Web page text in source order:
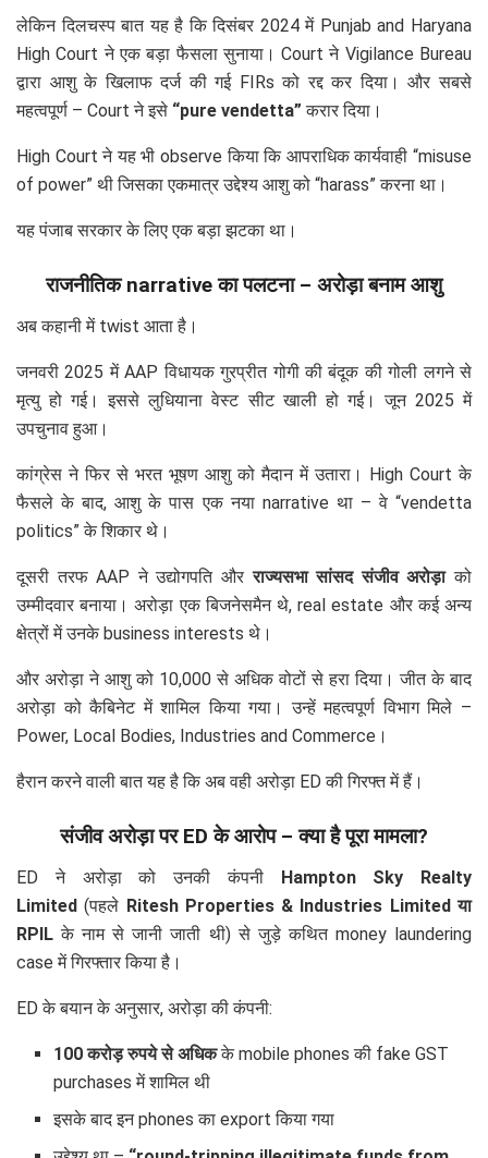
लेकिन दिलचस्प बात यह है कि दिसंबर 2024 में Punjab and Haryana
High Court ने एक बड़ा फैसला सुनाया। Court ने Vigilance Bureau
द्वारा आशु के खिलाफ दर्ज की गई FIRs को रद्द कर दिया। और सबसे
महत्वपूर्ण – Court ने इसे “pure vendetta” करार दिया।
High Court ने यह भी observe किया कि आपराधिक कार्यवाही “misuse
of power” थी जिसका एकमात्र उद्देश्य आशु को “harass” करना था।
यह पंजाब सरकार के लिए एक बड़ा झटका था।
राजनीतिक narrative का पलटना – अरोड़ा बनाम आशु
अब कहानी में twist आता है।
जनवरी 2025 में AAP विधायक गुरप्रीत गोगी की बंदूक की गोली लगने से
मृत्यु हो गई। इससे लुधियाना वेस्ट सीट खाली हो गई। जून 2025 में
उपचुनाव हुआ।
कांग्रेस ने फिर से भरत भूषण आशु को मैदान में उतारा। High Court के
फैसले के बाद, आशु के पास एक नया narrative था – वे “vendetta
politics” के शिकार थे।
दूसरी तरफ AAP ने उद्योगपति औरराज्यसभा सांसद संजीव अरोड़ाको
उम्मीदवार बनाया। अरोड़ा एक बिजनेसमैन थे, real estate और कई अन्य
क्षेत्रों में उनके business interests थे।
और अरोड़ा ने आशु को 10,000 से अधिक वोटों से हरा दिया। जीत के बाद
अरोड़ा को कैबिनेट में शामिल किया गया। उन्हें महत्वपूर्ण विभाग मिले –
Power, Local Bodies, Industries and Commerce।
हैरान करने वाली बात यह है कि अब वही अरोड़ा ED की गिरफ्त में हैं।
संजीव अरोड़ा पर ED के आरोप – क्या है पूरा मामला?
ED ने अरोड़ा को उनकी कंपनी Hampton Sky Realty
Limited (पहले Ritesh Properties & Industries Limited या
RPIL के नाम से जानी जाती थी) से जुड़े कथित money laundering
case में गिरफ्तार किया है।
ED के बयान के अनुसार, अरोड़ा की कंपनी:
100 करोड़ रुपये से अधिकके mobile phones की fake GST
purchases में शामिल थी
इसके बाद इन phones का export किया गया